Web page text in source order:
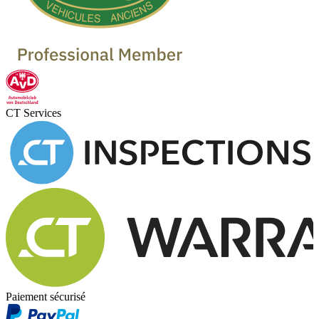
CT Services
Paiement sécurisé